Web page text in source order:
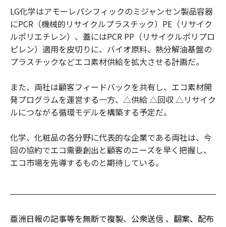
LG化学はアモーレパシフィックのミジャンセン製品容器
にPCR（機械的リサイクルプラスチック）PE（リサイク
ルポリエチレン）、蓋にはPCR PP（リサイクルポリプロ
ピレン）適用を皮切りに、バイオ原料、熱分解油基盤の
プラスチックなどエコ素材供給を拡大させる計画だ。
また、両社は顧客フィードバックを共有し、エコ素材開
発プログラムを運営する一方、△供給 △回収 △リサイク
ルにつながる循環モデルを構築する予定だ。
化学、化粧品の各分野に代表的な企業である両社は、今
回の協約でエコ需要創出と顧客のニーズを早く把握し、
エコ市場を先導するものと期待している。
亜洲日報の記事等を無断で複製、公衆送信 、翻案、配布